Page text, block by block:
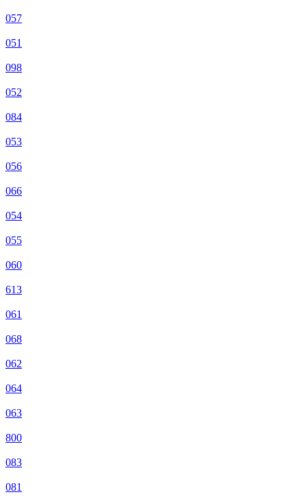
057
051
098
052
084
053
056
066
054
055
060
613
061
068
062
064
063
800
083
081